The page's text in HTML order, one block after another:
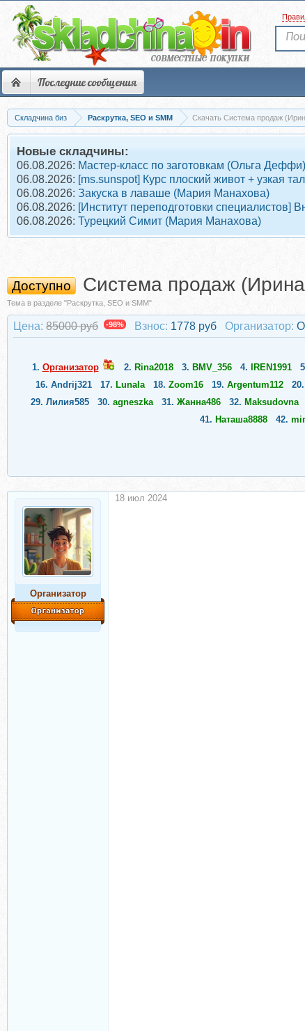
Последние сообщения
Складчина биз Раскрутка, SEO и SMM Скачать Система продаж
Новые складчины:
06.08.2026: Мастер-класс по заготовкам (Ольга Деффи)
06.08.2026: [ms.sunspot] Курс плоский живот + узкая
06.08.2026: Закуска в лаваше (Мария Манахова)
06.08.2026: [Институт переподготовки специалистов]
06.08.2026: Турецкий Симит (Мария Манахова)
Доступно Система продаж
Тема в разделе "Раскрутка, SEO и SMM"
Цена: 85000 руб -98% Взнос: 1778 руб Организатор:
1. Организатор 2. Rina2018 3. BMV_356 4. IREN1991
16. Andrij321 17. Lunala 18. Zoom16 19. Argentum112 20.
29. Лилия585 30. agneszka 31. Жанна486 32. Maksudovna
41. Наташа8888 42.
Организатор
18 июл 2024